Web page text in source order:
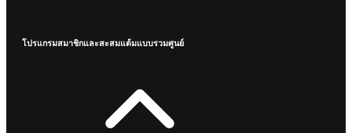
โปรแกรมสมาชิกและสะสมแต้มแบบรวมศูนย์